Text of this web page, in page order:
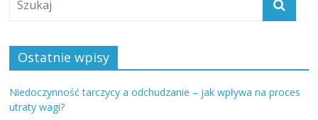
Ostatnie wpisy
Niedoczynność tarczycy a odchudzanie – jak wpływa na proces
utraty wagi?